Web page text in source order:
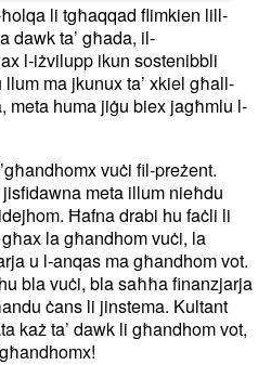
li tgħaqqad flimkien lill-
dawk ta’ għada, il-
l-iżvilupp ikun sostenibbli
ma jkunux ta’ xkiel għall-
meta huma jiġu biex jagħmlu l-
vuċi fil-preżent.
meta illum nieħdu
Ħafna drabi hu faċli li
la għandhom vuċi, la
u l-anqas ma għandhom vot.
bla vuċi, bla saħħa finanzjarja
ċans li jinstema. Kultant
każ ta’ dawk li għandhom vot,